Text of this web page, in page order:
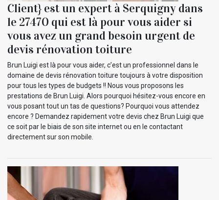
Client} est un expert à Serquigny dans
le 27470 qui est là pour vous aider si
vous avez un grand besoin urgent de
devis rénovation toiture
Brun Luigi est là pour vous aider, c’est un professionnel dans le
domaine de devis rénovation toiture toujours à votre disposition
pour tous les types de budgets !! Nous vous proposons les
prestations de Brun Luigi. Alors pourquoi hésitez-vous encore en
vous posant tout un tas de questions? Pourquoi vous attendez
encore ? Demandez rapidement votre devis chez Brun Luigi que
ce soit par le biais de son site internet ou en le contactant
directement sur son mobile.